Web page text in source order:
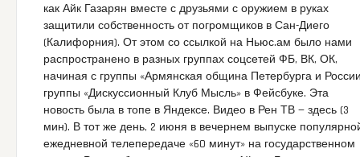
как Айк Газарян вместе с друзьями с оружием в руках
защитили собственность от погромщиков в Сан-Диего
(Калифорния). От этом со ссылкой на Ньюс.ам было нами
распространено в разных группах соцсетей ФБ, ВК, ОК,
начиная с группы «Армянская община Петербурга и
группы «Дискуссионный Клуб Мысль» в Фейсбуке. Эта
новость была в топе в Яндексе. Видео в Рен ТВ — здесь (3
мин). В тот же день, 2 июня в вечернем выпуске
ежедневной телепередаче «60 минут» на государственном